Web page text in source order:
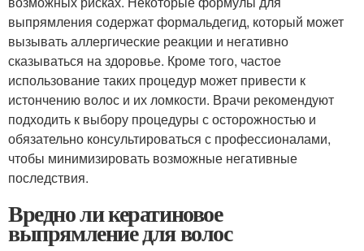
выпрямления содержат формальдегид, который может
вызывать аллергические реакции и негативно
сказываться на здоровье. Кроме того, частое
использование таких процедур может привести к
истончению волос и их ломкости. Врачи рекомендуют
подходить к выбору процедуры с осторожностью и
обязательно консультироваться с профессионалами,
чтобы минимизировать возможные негативные
последствия.
Вредно ли кератиновое
выпрямление для волос